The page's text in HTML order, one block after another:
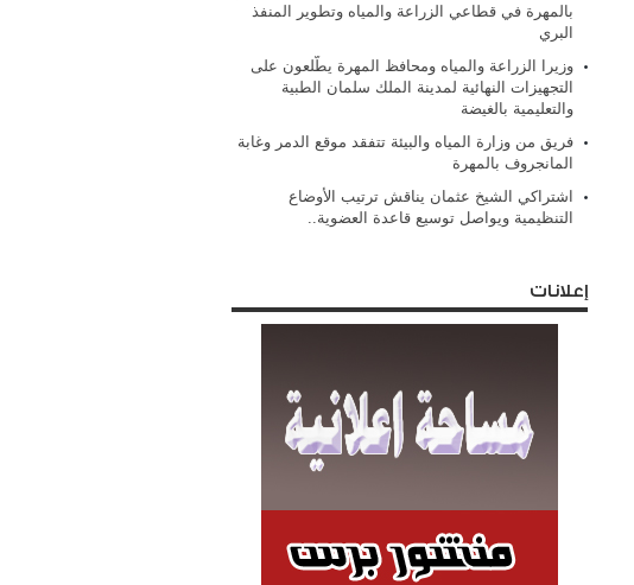
بالمهرة في قطاعي الزراعة والمياه وتطوير المنفذ
البري
وزيرا الزراعة والمياه ومحافظ المهرة يطّلعون على
التجهيزات النهائية لمدينة الملك سلمان الطبية
والتعليمية بالغيضة
فريق من وزارة المياه والبيئة تتفقد موقع الدمر وغابة
المانجروف بالمهرة
اشتراكي الشيخ عثمان يناقش ترتيب الأوضاع
التنظيمية ويواصل توسيع قاعدة العضوية..
إعلانات